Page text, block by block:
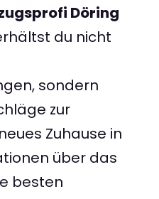
Döring
du nicht
sondern
zur
Zuhause in
über das
besten